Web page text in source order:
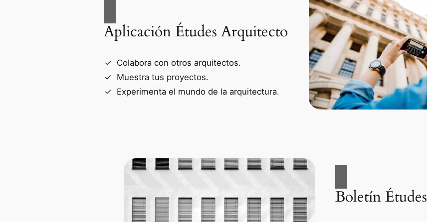
Aplicación Études Arquitecto
Colabora con otros arquitectos.
Muestra tus proyectos.
Experimenta el mundo de la arquitectura.
Boletín Études